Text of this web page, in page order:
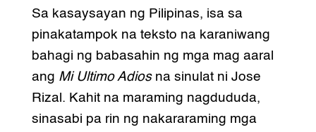
Sa kasaysayan ng Pilipinas, isa sa
pinakatampok na teksto na karaniwang
bahagi ng babasahin ng mga mag aaral
ang Mi Ultimo Adiosna sinulat ni Jose
Rizal. Kahit na maraming nagdududa,
sinasabi pa rin ng nakararaming mga